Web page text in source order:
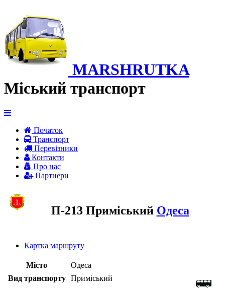
MARSHRUTKA
Міський транспорт
Початок
Транспорт
Перевiзники
Контакти
Про нас
Партнери
П-213 Приміський Одеса
Картка маршруту
Місто
Одеса
Вид транспорту
Приміський